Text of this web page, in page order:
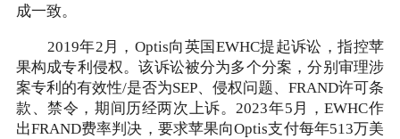
成一致。
2019年2月，Optis向英国EWHC提起诉讼，指控苹
果构成专利侵权。该诉讼被分为多个分案，分别审理涉
案专利的有效性/是否为SEP、侵权问题、FRAND许可条
款、禁令，期间历经两次上诉。2023年5月，EWHC作
出FRAND费率判决，要求苹果向Optis支付每年513万美